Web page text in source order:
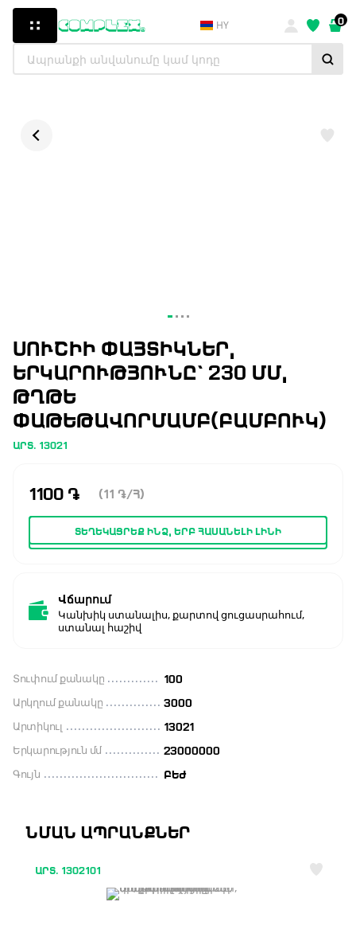
HY 0
ՍՈՒՇԻԻ ՓԱՅՏԻԿՆԵՐ,
ԵՐԿԱՐՈՒԹՅՈՒՆԸ՝ 230 ՄՄ,
ԹՂԹԵ
ՓԱԹԵԹԱՎՈՐՄԱՄԲ(ԲԱՄԲՈՒԿ)
ԱՐՏ. 13021
1100 ֏ (11 ֏ /Հ)
ՏԵՂԵԿԱՑՐԵՔ ԻՆՁ, ԵՐԲ ՀԱՍԱՆԵԼԻ ԼԻՆԻ
Վճարում
Կանխիկ ստանալիս, քարտով ցուցասրահում,
ստանալ հաշիվ
Տուփում քանակը 100
Արկղում քանակը 3000
Արտիկուլ 13021
Երկարություն մմ 23000000
Գույն ԲԵԺ
ՆՄԱՆ ԱՊՐԱՆՔՆԵՐ
ԱՐՏ. 1302101